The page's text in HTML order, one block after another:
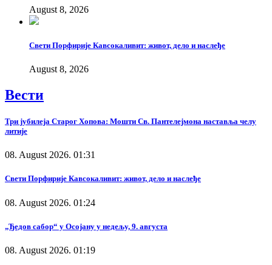
August 8, 2026
Свети Порфирије Кавсокаливит: живот, дело и наслеђе
August 8, 2026
Вести
Три јубилеја Старог Хопова: Мошти Св. Пантелејмона наставља челу
литије
08. August 2026. 01:31
Свети Порфирије Кавсокаливит: живот, дело и наслеђе
08. August 2026. 01:24
„Ђедов сабор“ у Осојану у недељу, 9. августа
08. August 2026. 01:19